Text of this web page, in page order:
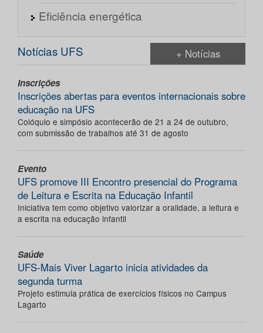
Eficiência energética
Notícias UFS + Notícias
Inscrições
Inscrições abertas para eventos internacionais sobre
educação na UFS
Colóquio e simpósio acontecerão de 21 a 24 de outubro,
com submissão de trabalhos até 31 de agosto
Evento
UFS promove III Encontro presencial do Programa
de Leitura e Escrita na Educação Infantil
Iniciativa tem como objetivo valorizar a oralidade, a leitura e
a escrita na educação infantil
Saúde
UFS-Mais Viver Lagarto inicia atividades da
segunda turma
Projeto estimula prática de exercícios físicos no Campus
Lagarto